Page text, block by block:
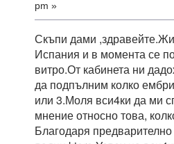
pm »
Скъпи дами
Испания и в момента се
витро.От кабинета ни
да подпълним колко
или 3.Моля вси4ки да ми
мнение относно това,
Благодаря предварително